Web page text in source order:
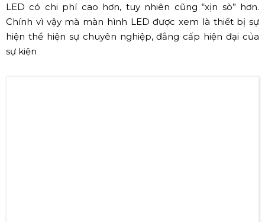
LED có chi phí cao hơn, tuy nhiên cũng “xịn sò” hơn.
Chính vì vậy mà màn hình LED được xem là thiết bị sự
hiện thể hiện sự chuyên nghiệp, đẳng cấp hiện đại của
sự kiện